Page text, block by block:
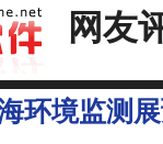
网友
环境监测